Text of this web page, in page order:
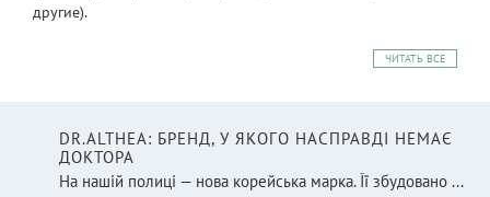
другие).
ЧИТАТЬ ВСЕ
DR.ALTHEA: БРЕНД, У ЯКОГО НАСПРАВДІ НЕМАЄ
ДОКТОРА
На нашій полиці — нова корейська марка. Її збудовано ...